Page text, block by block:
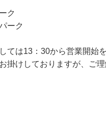
ク
ーク
ては13：30から営業開始
掛けしておりますが、ご